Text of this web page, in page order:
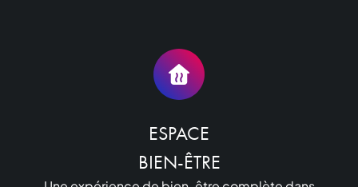
ESPACE
BIEN-ÊTRE